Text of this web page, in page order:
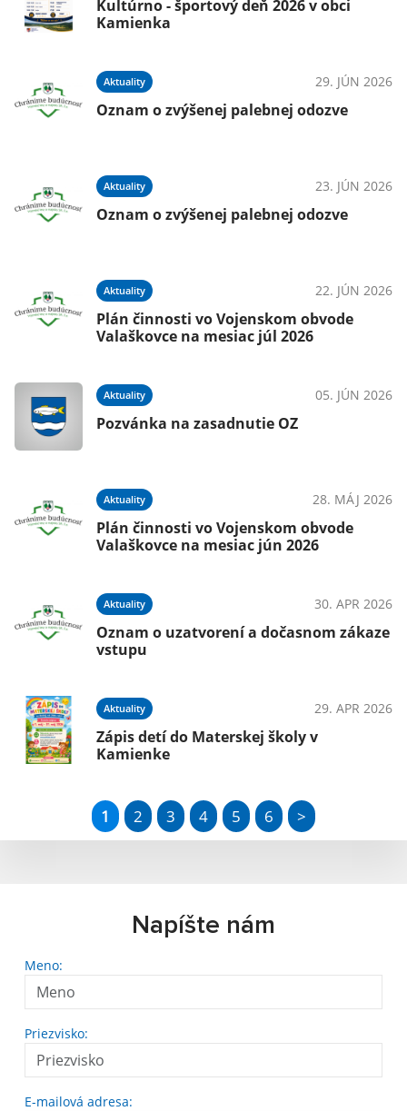
Kultúrno - športový deň 2026 v obci
Kamienka
Aktuality 29. JÚN 2026
Oznam o zvýšenej palebnej odozve
Aktuality 23. JÚN 2026
Oznam o zvýšenej palebnej odozve
Aktuality 22. JÚN 2026
Plán činnosti vo Vojenskom obvode
Valaškovce na mesiac júl 2026
Aktuality 05. JÚN 2026
Pozvánka na zasadnutie OZ
Aktuality 28. MÁJ 2026
Plán činnosti vo Vojenskom obvode
Valaškovce na mesiac jún 2026
Aktuality 30. APR 2026
Oznam o uzatvorení a dočasnom zákaze
vstupu
Aktuality 29. APR 2026
Zápis detí do Materskej školy v
Kamienke
1 2 3 4 5 6 >
Napíšte nám
Meno:
Priezvisko:
E-mailová adresa: